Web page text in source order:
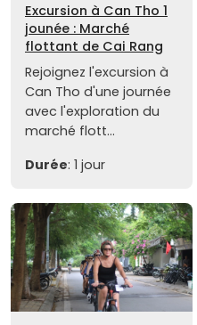
Excursion à Can Tho 1
jounée : Marché
flottant de Cai Rang
Rejoignez l'excursion à
Can Tho d'une journée
avec l'exploration du
marché flott...
Durée: 1 jour